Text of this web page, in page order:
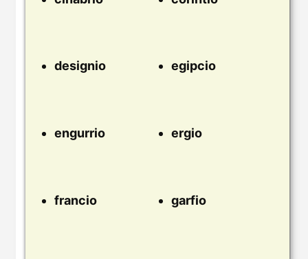
designio egipcio
engurrio ergio
francio garfio